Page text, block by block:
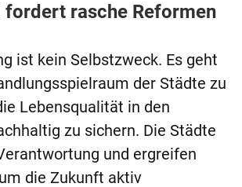
fordert rasche Reformen
ist kein Selbstzweck. Es geht
der Städte zu
Lebensqualität in den
zu sichern. Die Städte
und ergreifen
die Zukunft aktiv